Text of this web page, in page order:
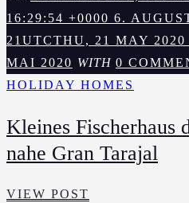
AM
MEER
IN
GRAN
16:29:54 +0000 6.
21UTCTHU, 21 MAY 2020
MAI 2020 WITH 0
HOLIDAY HOMES
Kleines Fischerhaus
nahe Gran Tarajal
VIEW POST